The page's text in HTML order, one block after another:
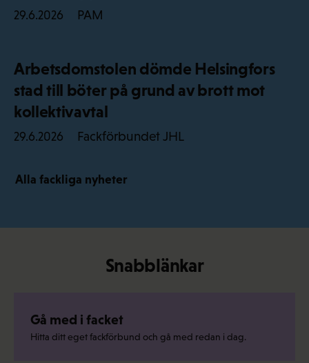
29.6.2026 PAM
Arbetsdomstolen dömde Helsingfors
stad till böter på grund av brott mot
kollektivavtal
29.6.2026 Fackförbundet JHL
Alla fackliga nyheter
Snabblänkar
Gå med i facket
Hitta ditt eget fackförbund och gå med redan i dag.